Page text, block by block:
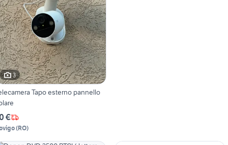
3
Tapo esterno pannello
€
(RO)